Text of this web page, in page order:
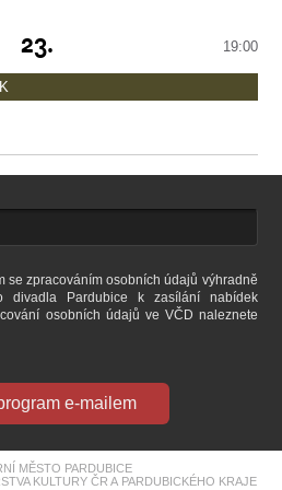
23. 19:00
se zpracováním osobních údajů výhradně
divadla Pardubice k zasílání nabídek
osobních údajů ve VČD naleznete
e-mailem
MĚSTO PARDUBICE
KULTURY ČR A PARDUBICKÉHO KRAJE